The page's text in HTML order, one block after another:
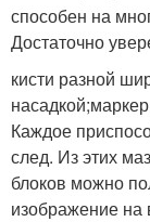
способен на
Достаточно
кисти разной
Каждое
след. Из этих
блоков можно
изображение на